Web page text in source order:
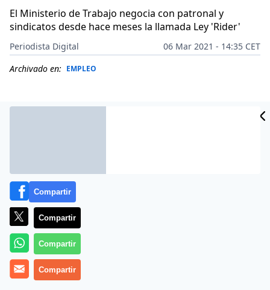
El Ministerio de Trabajo negocia con patronal y
sindicatos desde hace meses la llamada Ley 'Rider'
Periodista Digital
06 Mar 2021 - 14:35 CET
Archivado en: EMPLEO
Más información
Compartir
Compartir
Compartir
Compartir